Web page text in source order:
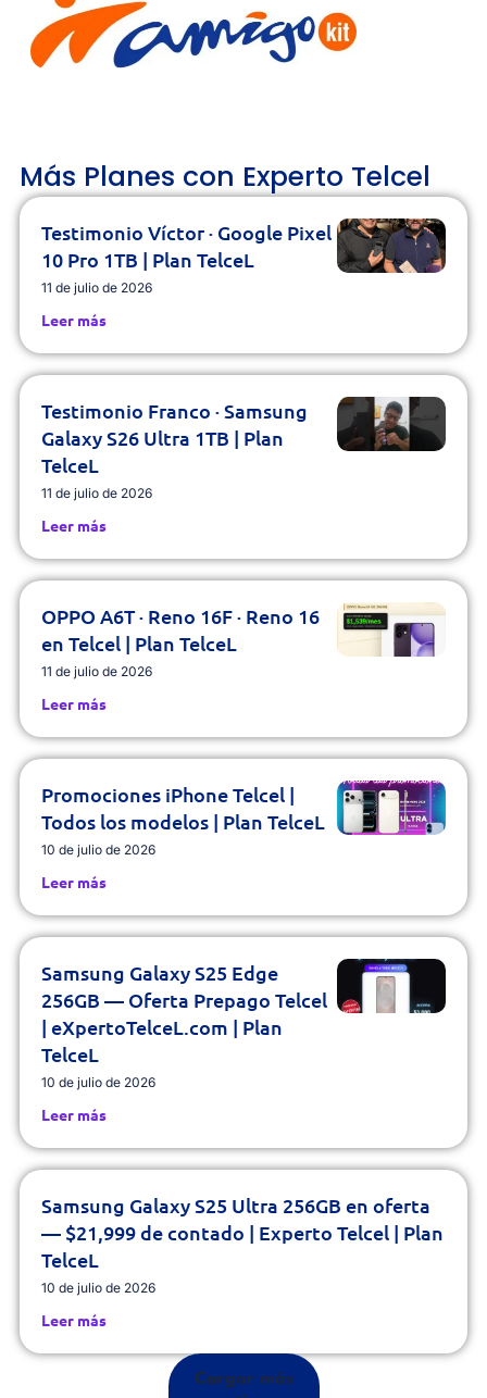
Más Planes con Experto Telcel
Testimonio Víctor · Google Pixel
10 Pro 1TB | Plan TelceL
11 de julio de 2026
Leer más
Testimonio Franco · Samsung
Galaxy S26 Ultra 1TB | Plan
TelceL
11 de julio de 2026
Leer más
OPPO A6T · Reno 16F · Reno 16
en Telcel | Plan TelceL
11 de julio de 2026
Leer más
Promociones iPhone Telcel |
Todos los modelos | Plan TelceL
10 de julio de 2026
Leer más
Samsung Galaxy S25 Edge
256GB — Oferta Prepago Telcel
| eXpertoTelceL.com | Plan
TelceL
10 de julio de 2026
Leer más
Samsung Galaxy S25 Ultra 256GB en oferta
— $21,999 de contado | Experto Telcel | Plan
TelceL
10 de julio de 2026
Leer más
Cargar más